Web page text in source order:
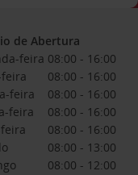
de Abertura
feira 08:00 - 16:00
08:00 - 16:00
feira
08:00 - 16:00
feira
08:00 - 16:00
08:00 - 16:00
08:00 - 13:00
08:00 - 12:00